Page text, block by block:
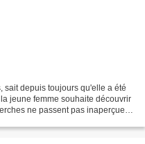
sait depuis toujours qu'elle a été
jeune femme souhaite découvrir
ne passent pas inaperçues